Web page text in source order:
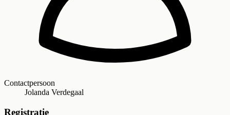
Contactpersoon
Jolanda Verdegaal
Registratie